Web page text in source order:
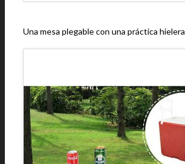
Una mesa plegable con una práctica hielera